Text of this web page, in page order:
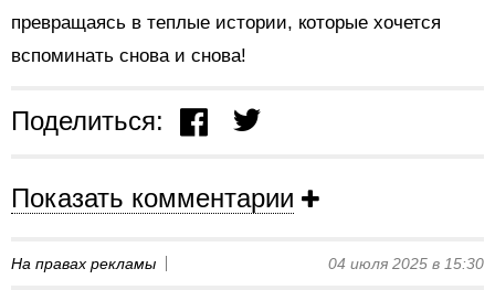
превращаясь в теплые истории, которые хочется
вспоминать снова и снова!
Поделиться:
Показать комментарии
На правах рекламы 04 июля 2025 в 15:30